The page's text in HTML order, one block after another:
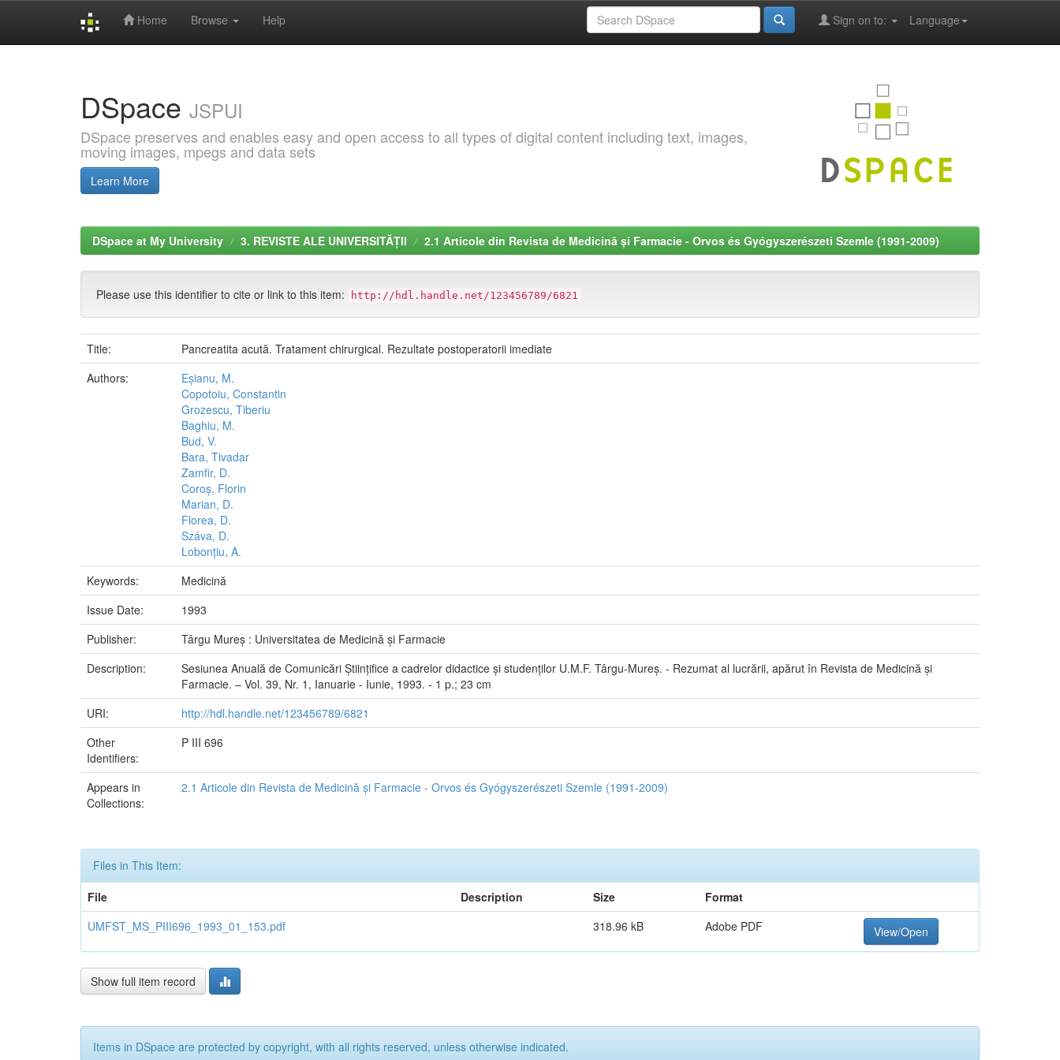
Home Browse Help Language
Sign on to:
DSpace JSPUI
DSpace preserves and enables easy and open access to all types of digital content including text, images,
moving images, mpegs and data sets
Learn More
DSpace at My University 3. REVISTE ALE UNIVERSITĂȚII 2.1 Articole din Revista de Medicină și Farmacie - Orvos és Gyógyszerészeti Szemle (1991-2009)
Please use this identifier to cite or link to this item: http://hdl.handle.net/123456789/6821
Title:
Pancreatita acută. Tratament chirurgical. Rezultate postoperatorii imediate
Authors:
Eșianu, M.
Copotoiu, Constantin
Grozescu, Tiberiu
Baghiu, M.
Bud, V.
Bara, Tivadar
Zamfir, D.
Coroș, Florin
Marian, D.
Florea, D.
Száva, D.
Lobonțiu, A.
Keywords:
Medicină
Issue Date:
1993
Publisher:
Târgu Mureș : Universitatea de Medicină și Farmacie
Description:
Sesiunea Anuală de Comunicări Științifice a cadrelor didactice și studenților U.M.F. Târgu-Mureș. - Rezumat al lucrării, apărut în Revista de Medicină și
Farmacie. – Vol. 39, Nr. 1, Ianuarie - Iunie, 1993. - 1 p.; 23 cm
URI:
http://hdl.handle.net/123456789/6821
Other
Identifiers:
P III 696
Appears in
Collections:
2.1 Articole din Revista de Medicină și Farmacie - Orvos és Gyógyszerészeti Szemle (1991-2009)
Files in This Item:
File
Description Size
Format
UMFST_MS_PIII696_1993_01_153.pdf
318.96 kB Adobe PDF View/Open
Show full item record
Items in DSpace are protected by copyright, with all rights reserved, unless otherwise indicated.